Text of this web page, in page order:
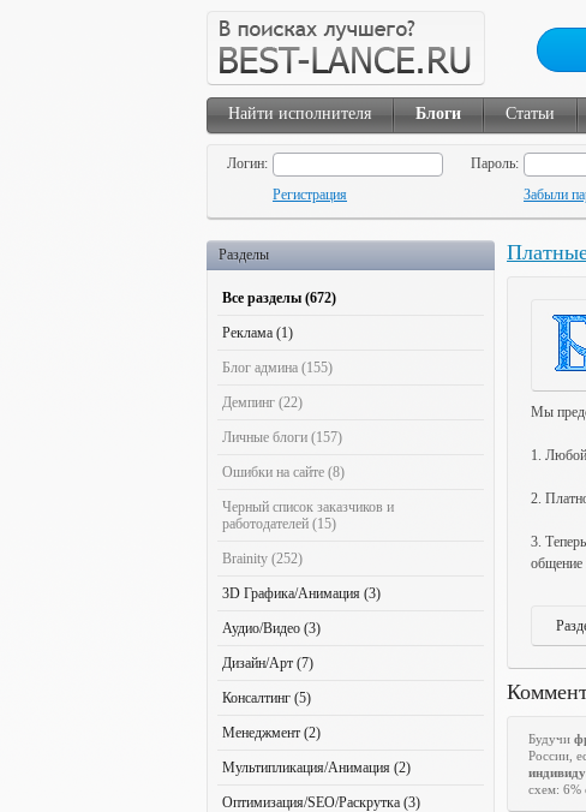
Найти исполнителя Блоги Статьи
Логин:
Пароль:
Регистрация
Забыли
Разделы
Все разделы (672)
Реклама (1)
Блог админа (155)
Демпинг (22)
Личные блоги (157)
Ошибки на сайте (8)
Черный список заказчиков и
работодателей (15)
Brainity (252)
3D Графика/Анимация (3)
Аудио/Видео (3)
Дизайн/Арт (7)
Консалтинг (5)
Менеджмент (2)
Мультипликация/Анимация (2)
Оптимизация/SEO/Раскрутка (3)
Мы
1. Любой
2.
3.
общение
Будучи
России,
схем: 6%